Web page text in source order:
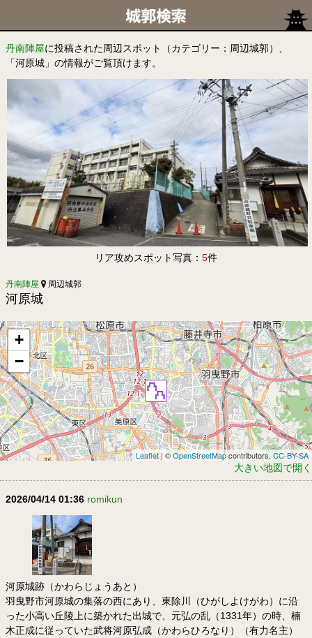
丹南陣屋に投稿された周辺スポット（カテゴリー：周辺城郭）、
「河原城」の情報がご覧頂けます。
リア攻めスポット写真： 5件
丹南陣屋 周辺城郭
河原城
+
−
Leaflet| ©OpenStreetMapcontributors,CC-BY-SA
大きい地図で開く
2026/04/14 01:36 romikun
河原城跡（かわらじょうあと）
羽曳野市河原城の集落の西にあり、東除川（ひがしよけがわ）に沿
った小高い丘陵上に築かれた出城で、元弘の乱（1331年）の時、楠
木正成に従っていた武将河原弘成（かわらひろなり）（有力名主）